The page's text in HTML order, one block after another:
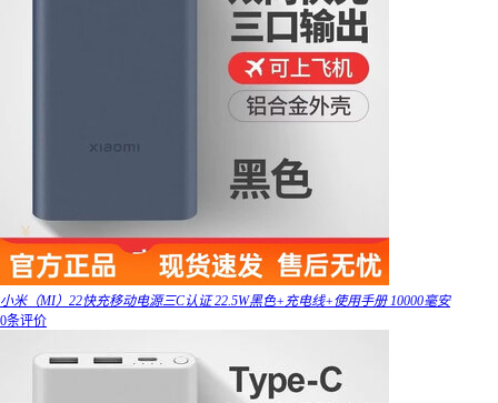
小米（MI）22快充移动电源三C认证 22.5W黑色+充电线+使用手册 10000毫安
0条评价